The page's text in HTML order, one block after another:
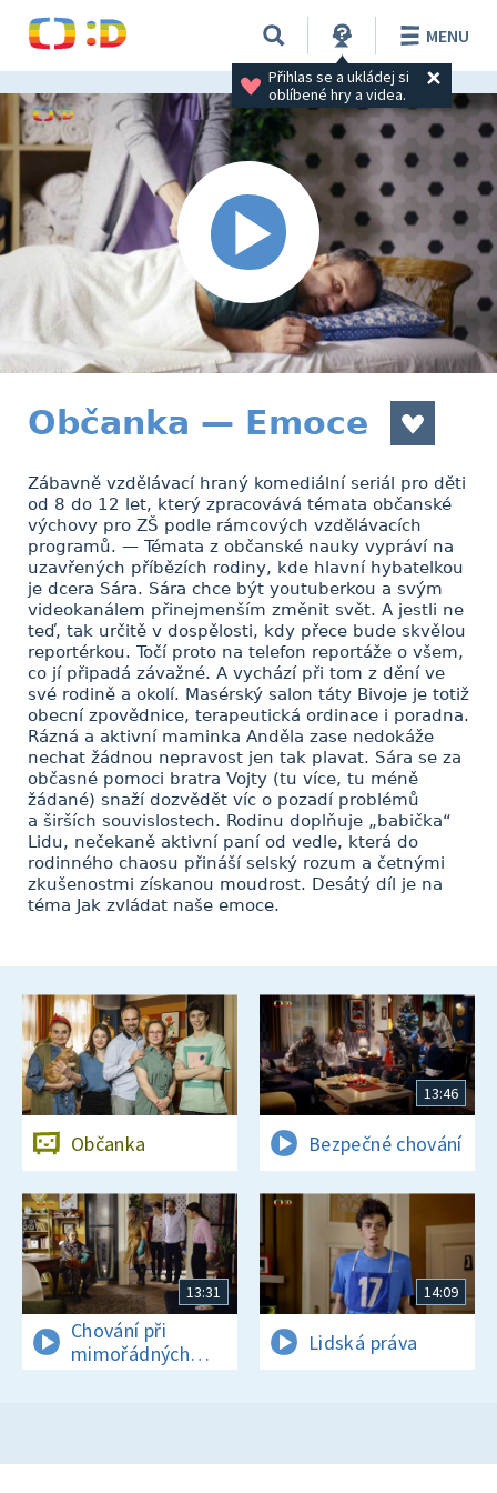
Přihlas se a ukládej si
oblíbené hry a videa.
MENU
Občanka — Emoce
Zábavně vzdělávací hraný komediální seriál pro děti
od 8 do 12 let, který zpracovává témata občanské
výchovy pro ZŠ podle rámcových vzdělávacích
programů. — Témata z občanské nauky vypráví na
uzavřených příbězích rodiny, kde hlavní hybatelkou
je dcera Sára. Sára chce být youtuberkou a svým
videokanálem přinejmenším změnit svět. A jestli ne
teď, tak určitě v dospělosti, kdy přece bude skvělou
reportérkou. Točí proto na telefon reportáže o všem,
co jí připadá závažné. A vychází při tom z dění ve
své rodině a okolí. Masérský salon táty Bivoje je totiž
obecní zpovědnice, terapeutická ordinace i poradna.
Rázná a aktivní maminka Anděla zase nedokáže
nechat žádnou nepravost jen tak plavat. Sára se za
občasné pomoci bratra Vojty (tu více, tu méně
žádané) snaží dozvědět víc o pozadí problémů
a širších souvislostech. Rodinu doplňuje „babička“
Lidu, nečekaně aktivní paní od vedle, která do
rodinného chaosu přináší selský rozum a četnými
zkušenostmi získanou moudrost. Desátý díl je na
téma Jak zvládat naše emoce.
Občanka
13:46
Bezpečné chování
13:31
Chování při
mimořádných
událostech
14:09
Lidská práva